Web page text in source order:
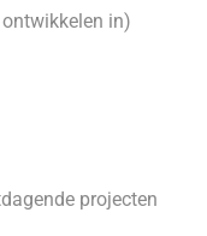
in)
projecten